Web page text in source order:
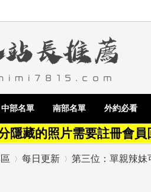
中部名單 南部名單 外約必看
隱藏的照片需要註冊會
每日更新 第三位：單親辣妹